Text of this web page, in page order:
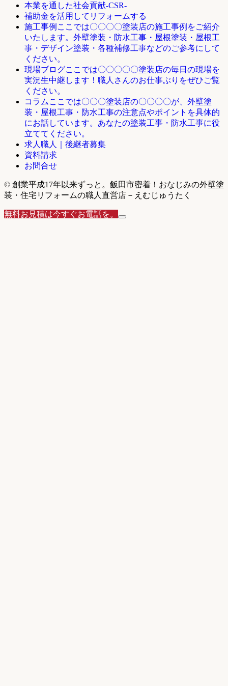
本業を通した社会貢献-CSR-
補助金を活用してリフォームする
施工事例 ここでは〇〇〇〇塗装店の施工事例をご紹介
いたします。外壁塗装・防水工事・屋根塗装・屋根工
事・デザイン塗装・各種補修工事などのご参考にして
ください。
現場ブログここでは〇〇〇〇〇塗装店の毎日の現場を
実況生中継します！職人さんのお仕事ぶりをぜひご覧
ください。
コラム ここでは〇〇〇塗装店の〇〇〇〇が、外壁塗
装・屋根工事・防水工事の注意点やポイントを具体的
にお話しています。あなたの塗装工事・防水工事に役
立ててください。
求人職人｜後継者募集
資料請求
お問合せ
© 創業平成17年以来ずっと。飯田市密着！おなじみの外壁塗
装・住宅リフォームの職人直営店－えむじゅうたく
無料お見積は今すぐお電話を。